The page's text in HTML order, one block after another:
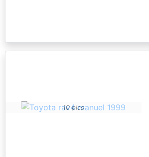
10 pics